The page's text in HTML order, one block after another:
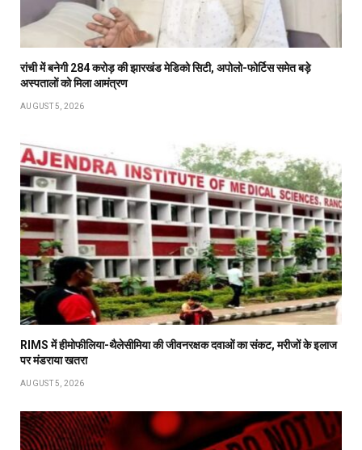
रांची में बनेगी 284 करोड़ की झारखंड मेडिको सिटी, अपोलो-फोर्टिस समेत बड़े
अस्पतालों को मिला आमंत्रण
AUGUST 5, 2026
RIMS में हीमोफीलिया-थैलेसीमिया की जीवनरक्षक दवाओं का संकट, मरीजों के इलाज
पर मंडराया खतरा
AUGUST 5, 2026